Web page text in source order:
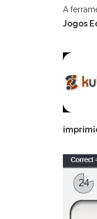
A
Jogos